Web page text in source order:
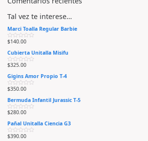
Tal vez te interese…
Marci Toalla Regular Barbie
V
l
o
r
a
o
e
n
0
e
5
$140.00
Cubierta Unitalla Misifu
V
l
o
r
a
o
e
n
0
e
5
$325.00
Gigins Amor Propio T-4
V
l
o
r
a
o
e
n
0
$350.00
Bermuda Infantil Jurassic T-5
V
l
o
r
a
$280.00
Pañal Unitalla Ciencia G3
V
$390.00